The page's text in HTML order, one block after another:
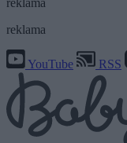
reklama
reklama
YouTube RSS